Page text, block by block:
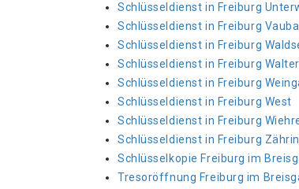
Schlüsseldienst in Freiburg
Schlüsseldienst in Freiburg
Schlüsseldienst in Freiburg
Schlüsseldienst in Freiburg
Schlüsseldienst in Freiburg
Schlüsseldienst in Freiburg West
Schlüsseldienst in Freiburg
Schlüsseldienst in Freiburg
Schlüsselkopie Freiburg im
Tresoröffnung Freiburg im